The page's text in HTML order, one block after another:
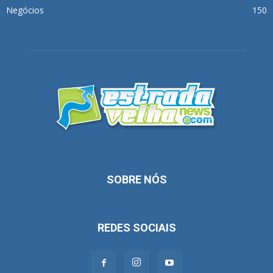
Negócios 150
SOBRE NÓS
REDES SOCIAIS